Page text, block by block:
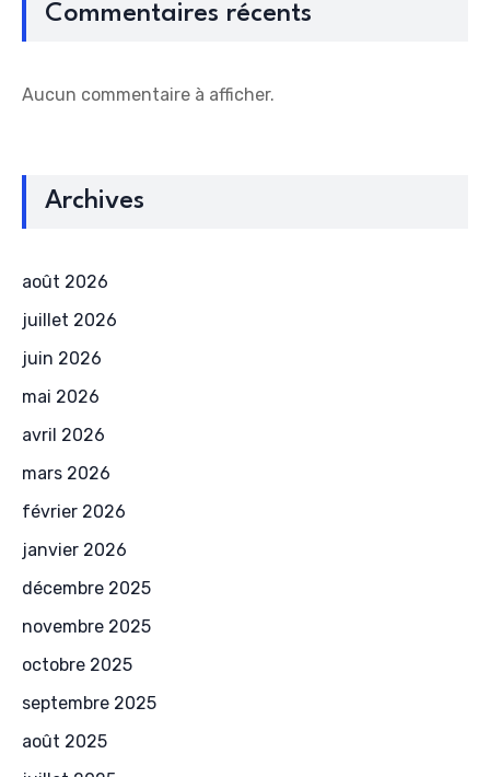
Commentaires récents
Aucun commentaire à afficher.
Archives
août 2026
juillet 2026
juin 2026
mai 2026
avril 2026
mars 2026
février 2026
janvier 2026
décembre 2025
novembre 2025
octobre 2025
septembre 2025
août 2025